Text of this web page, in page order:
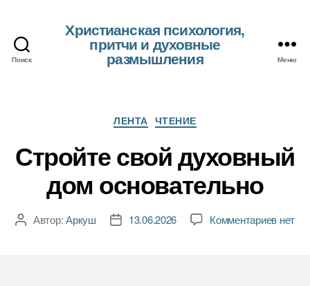
Поиск
Христианская психология,
притчи и духовные
размышления Меню
Рубрики
ЛЕНТА ЧТЕНИЕ
Стройте свой духовный
дом основательно
АвторАвтор:Аркуш
Дата13.06.2026 Комментариевкнет